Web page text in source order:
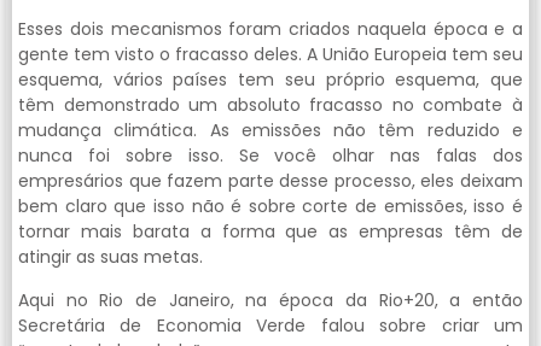
Esses dois mecanismos foram criados naquela época e a
gente tem visto o fracasso deles. A União Europeia tem seu
esquema, vários países tem seu próprio esquema, que
têm demonstrado um absoluto fracasso no combate à
mudança climática. As emissões não têm reduzido e
nunca foi sobre isso. Se você olhar nas falas dos
empresários que fazem parte desse processo, eles deixam
bem claro que isso não é sobre corte de emissões, isso é
tornar mais barata a forma que as empresas têm de
atingir as suas metas.
Aqui no Rio de Janeiro, na época da Rio+20, a então
Secretária de Economia Verde falou sobre criar um